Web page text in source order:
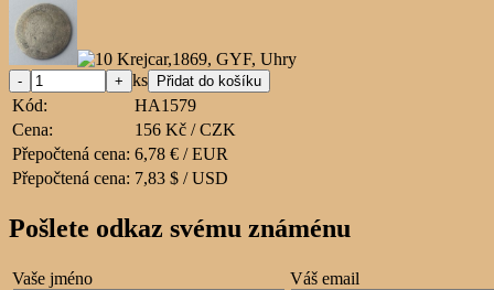
ks
Kód:
HA1579
Cena:
156 Kč / CZK
Přepočtená cena: 6,78 € / EUR
Přepočtená cena: 7,83 $ / USD
Pošlete odkaz svému známénu
Vaše jméno Váš email